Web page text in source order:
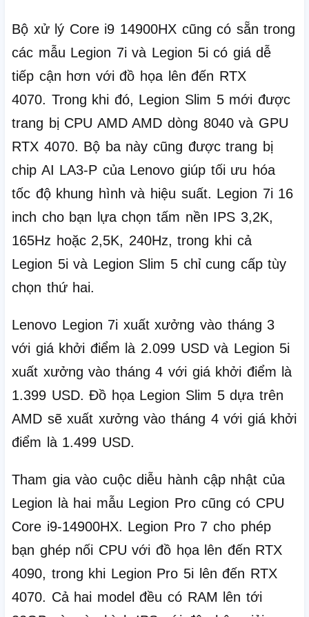
Bộ xử lý Core i9 14900HX cũng có sẵn trong
các mẫu Legion 7i và Legion 5i có giá dễ
tiếp cận hơn với đồ họa lên đến RTX
4070. Trong khi đó, Legion Slim 5 mới được
trang bị CPU AMD AMD dòng 8040 và GPU
RTX 4070. Bộ ba này cũng được trang bị
chip AI LA3-P của Lenovo giúp tối ưu hóa
tốc độ khung hình và hiệu suất. Legion 7i 16
inch cho bạn lựa chọn tấm nền IPS 3,2K,
165Hz hoặc 2,5K, 240Hz, trong khi cả
Legion 5i và Legion Slim 5 chỉ cung cấp tùy
chọn thứ hai.
Lenovo Legion 7i xuất xưởng vào tháng 3
với giá khởi điểm là 2.099 USD và Legion 5i
xuất xưởng vào tháng 4 với giá khởi điểm là
1.399 USD.Đồ họa Legion Slim 5 dựa trên
AMD sẽ xuất xưởng vào tháng 4 với giá khởi
điểm là 1.499 USD.
Tham gia vào cuộc diễu hành cập nhật của
Legion là hai mẫu Legion Pro cũng có CPU
Core i9-14900HX. Legion Pro 7 cho phép
bạn ghép nối CPU với đồ họa lên đến RTX
4090, trong khi Legion Pro 5i lên đến RTX
4070. Cả hai model đều có RAM lên tới